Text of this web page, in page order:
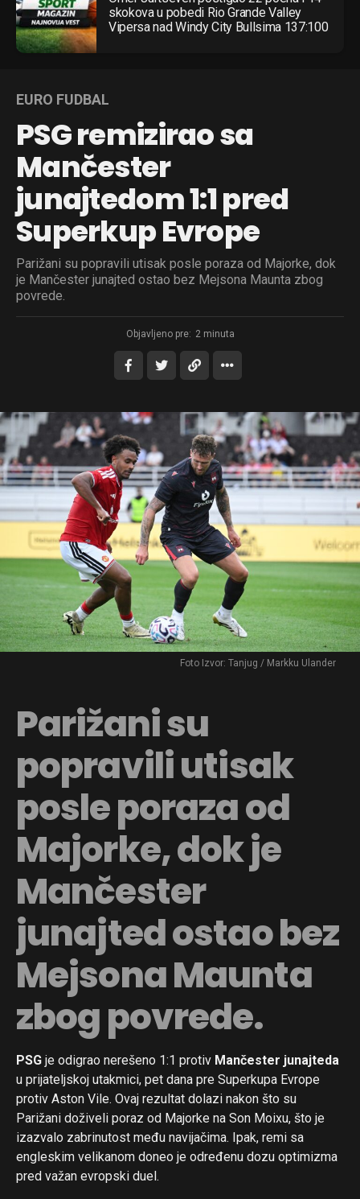
skokova u pobedi Rio Grande Valley
Vipersa nad Windy City Bullsima 137:100
EURO FUDBAL
PSG remizirao sa
Mančester
junajtedom 1:1 pred
Superkup Evrope
Parižani su popravili utisak posle poraza od Majorke, dok
je Mančester junajted ostao bez Mejsona Maunta zbog
povrede.
Objavljeno pre: 2 minuta
Foto Izvor: Tanjug / Markku Ulander
Parižani su
popravili utisak
posle poraza od
Majorke, dok je
Mančester
junajted ostao bez
Mejsona Maunta
zbog povrede.
PSG je odigrao nerešeno 1:1 protiv Mančester junajteda
u prijateljskoj utakmici, pet dana pre Superkupa Evrope
protiv Aston Vile. Ovaj rezultat dolazi nakon što su
Parižani doživeli poraz od Majorke na Son Moixu, što je
izazvalo zabrinutost među navijačima. Ipak, remi sa
engleskim velikanom doneo je određenu dozu optimizma
pred važan evropski duel.